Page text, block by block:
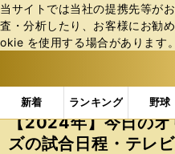
当サイトでは当社の提携先等が
査・分析したり、お客様にお勧
okie を使⽤する場合があります
新着 ランキング 野球
b
ス
ポ
ル
インフォメーション
【2024年】今日のオ
ズの試合日程・テレ